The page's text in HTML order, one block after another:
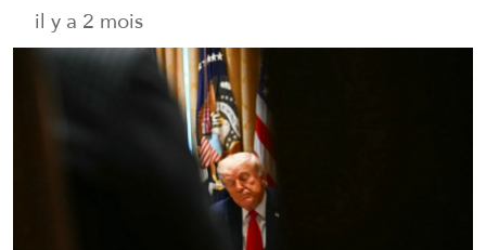
il y a 2 mois